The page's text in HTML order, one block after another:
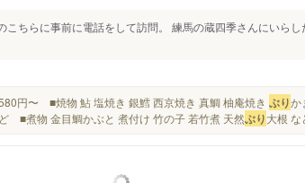
こちらに事前に電話をして訪問。 練馬の蔵四季さんにいらし
円〜 ■焼物 鮎 塩焼き 銀鱈 西京焼き 真鯛 柚庵焼き ぶりか
■煮物 金目鯛かぶと 煮付け 竹の子 若竹煮 天然ぶり大根 な